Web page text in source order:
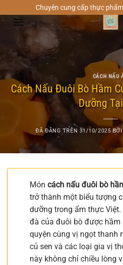
đến
Chuyên cung cấp thực
CÁCH NẤU
Cách Nấu Đuôi Bò Hầm
Dưỡng
ĐÃ ĐĂNG TRÊN 31/10/2025
Món cách nấu đuôi bò
trở thành một biểu tượng
dưỡng trong ẩm thực
đà của đuôi bò được hầm
quyện cùng vị ngọt thanh
củ sen và các loại gia vị
này không chỉ chiều lòng